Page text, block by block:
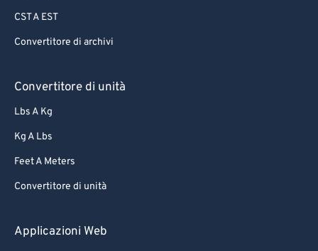
CST A EST
Convertitore di archivi
Convertitore di unità
Lbs A Kg
Kg A Lbs
Feet A Meters
Convertitore di unità
Applicazioni Web